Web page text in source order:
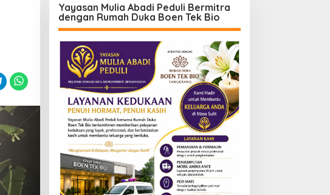
Yayasan Mulia Abadi Peduli Bermitra
dengan Rumah Duka Boen Tek Bio